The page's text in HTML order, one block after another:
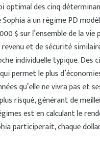
optimal des cinq
à un régime PD
$ sur l’ensemble de la
et de sécurité
individuelle typique. Des
permet le plus
qu’elle ne vivra pas
risqué, générant de
est en calculant le
participerait, chaque